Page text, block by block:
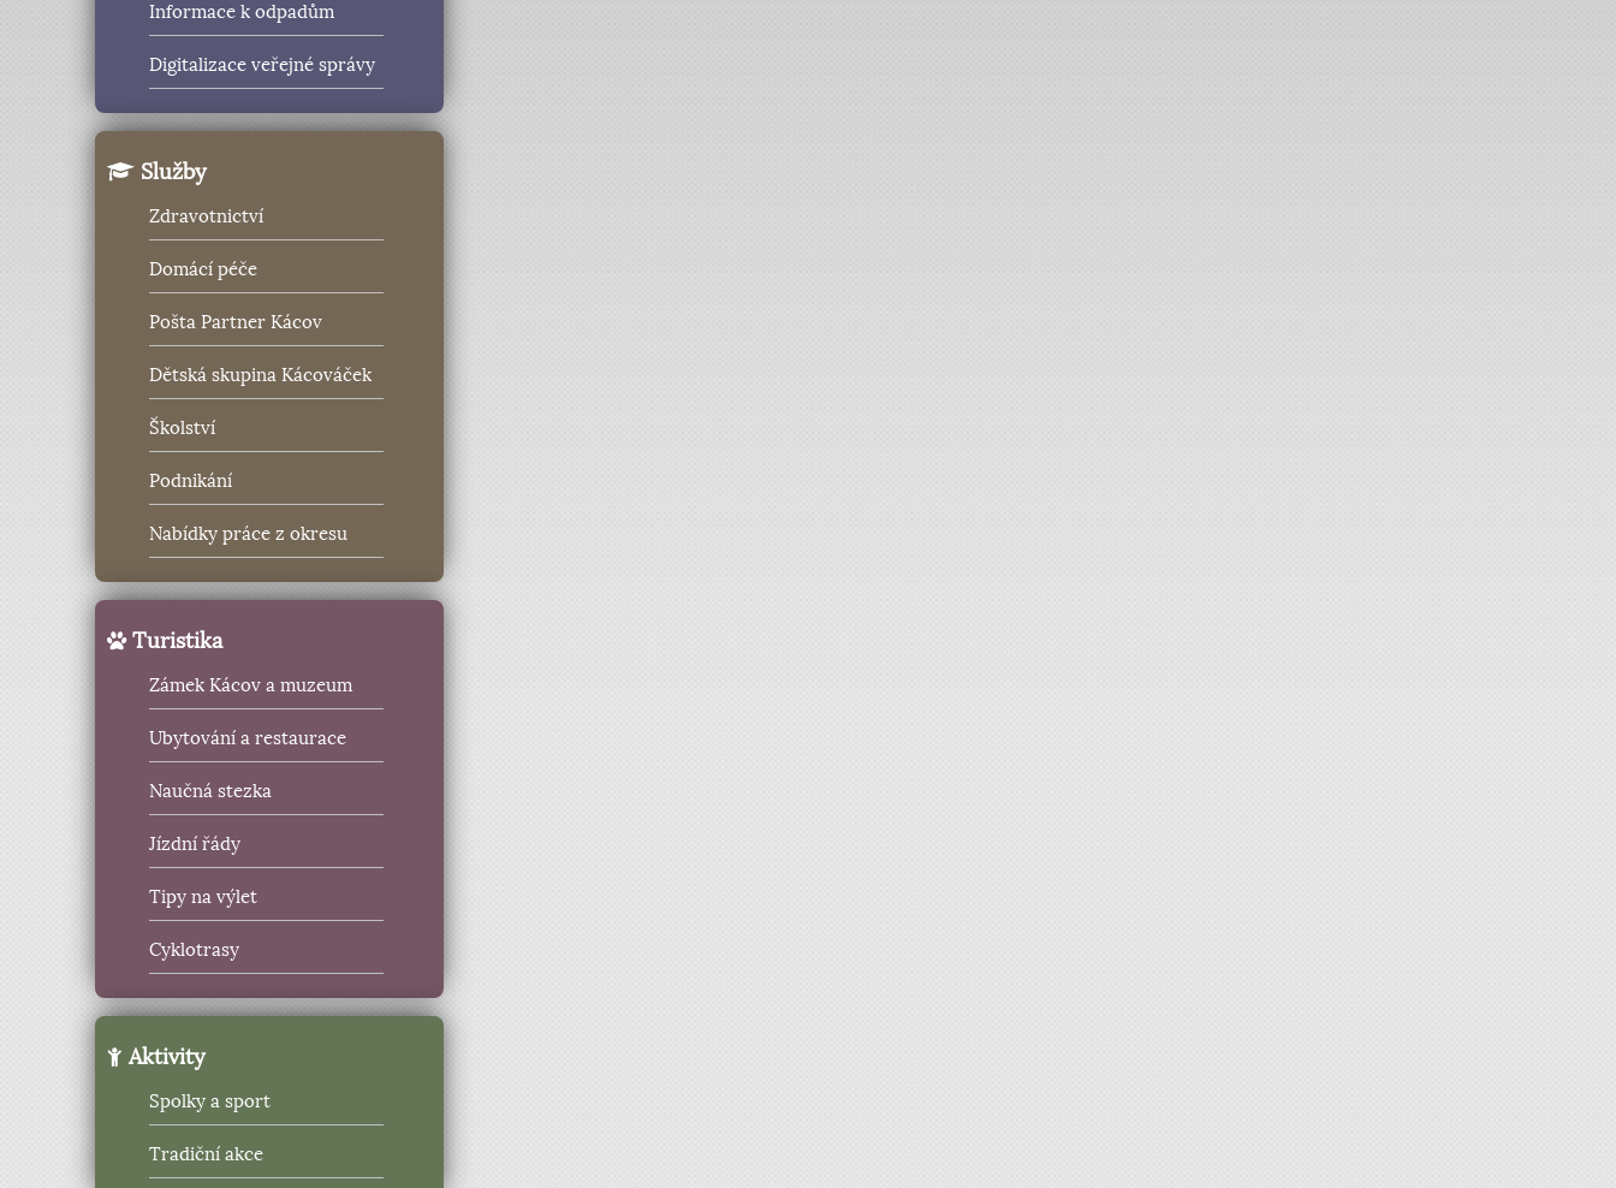
Informace k odpadům
Digitalizace veřejné správy
Služby
Zdravotnictví
Domácí péče
Pošta Partner Kácov
Dětská skupina Kácováček
Školství
Podnikání
Nabídky práce z okresu
Turistika
Zámek Kácov a muzeum
Ubytování a restaurace
Naučná stezka
Jízdní řády
Tipy na výlet
Cyklotrasy
Aktivity
Spolky a sport
Tradiční akce